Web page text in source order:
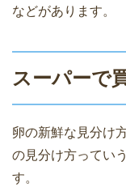
などがあります。
スーパーで
卵の新鮮な見分け
の見分け方ってい
す。